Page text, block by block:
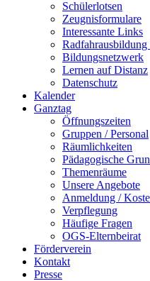
Schülerlotsen
Zeugnisformulare
Interessante Links
Bildungsnetzwerk
Lernen auf Distanz
Datenschutz
Kalender
Ganztag
Öffnungszeiten
Gruppen / Personal
Räumlichkeiten
Pädagogische
Themenräume
Unsere Angebote
Anmeldung /
Verpflegung
Häufige Fragen
OGS-Elternbeirat
Förderverein
Kontakt
Presse